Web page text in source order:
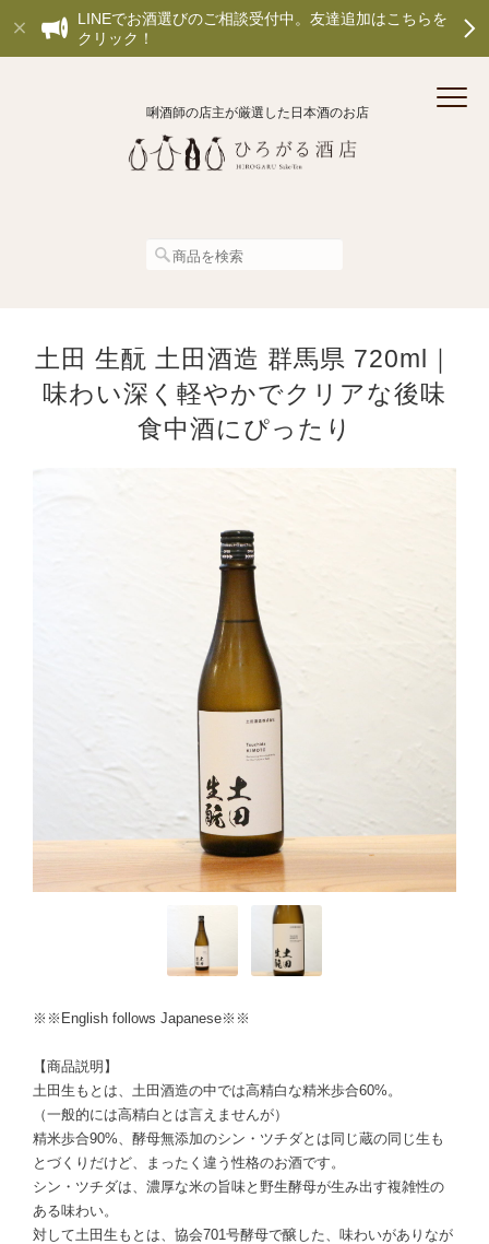
LINEでお酒選びのご相談受付中。友達追加はこちらを
クリック！
唎酒師の店主が厳選した日本酒のお店
土田 生酛 土田酒造 群馬県 720ml｜
味わい深く軽やかでクリアな後味
食中酒にぴったり
※※English follows Japanese※※
【商品説明】
土田生もとは、土田酒造の中では高精白な精米歩合60%。
（一般的には高精白とは言えませんが）
精米歩合90%、酵母無添加のシン・ツチダとは同じ蔵の同じ生も
とづくりだけど、まったく違う性格のお酒です。
シン・ツチダは、濃厚な米の旨味と野生酵母が生み出す複雑性の
ある味わい。
対して土田生もとは、協会701号酵母で醸した、味わいがありなが